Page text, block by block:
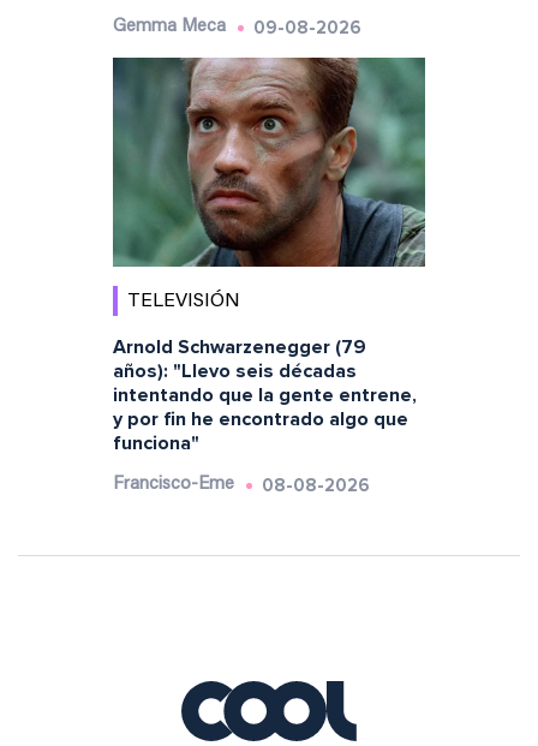
Gemma Meca 09-08-2026
TELEVISIÓN
Arnold Schwarzenegger (79
años): "Llevo seis décadas
intentando que la gente entrene,
y por fin he encontrado algo que
funciona"
Francisco-Eme 08-08-2026